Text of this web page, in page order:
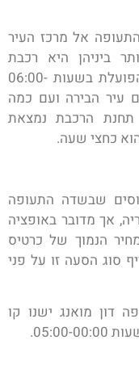
אל מרכז העיר
ביניהן היא רכבת
Airport Rail Link (או בקצרה ARL) הפועלת בשעות 06:00-
עיר הבירה ועם כמה
תחנת הרכבת נמצאת
שבשדה התעופה
אך מדובר באופציה
הנמוך של כרטיס
סוג הסעה זו על פני
דון מואנג ישנו קו